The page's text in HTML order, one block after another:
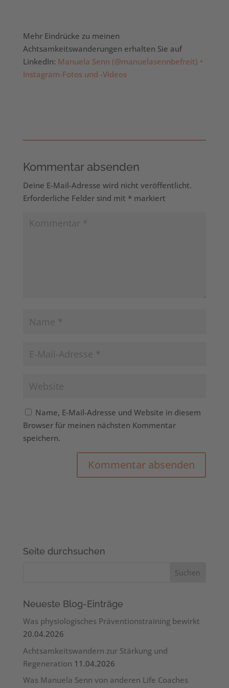
Mehr Eindrücke zu meinen
Achtsamkeitswanderungen erhalten Sie auf
LinkedIn: Manuela Senn (@manuelasennbefreit) •
Instagram-Fotos und -Videos
Kommentar absenden
Deine E-Mail-Adresse wird nicht veröffentlicht.
Erforderliche Felder sind mit *markiert
Name, E-Mail-Adresse und Website in diesem
Browser für meinen nächsten Kommentar
speichern.
Seite durchsuchen
Neueste Blog-Einträge
Was physiologisches Präventionstraining bewirkt
20.04.2026
Achtsamkeitswandern zur Stärkung und
Regeneration 11.04.2026
Was Manuela Senn von anderen Life Coaches